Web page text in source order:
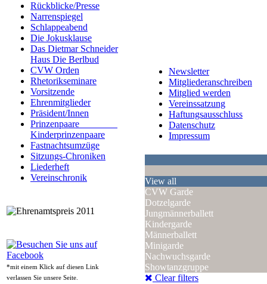
Rückblicke/Presse
Narrenspiegel
Schlappeabend
Die Jokusklause
Das Dietmar Schneider
Haus Die Berlbud
CVW Orden
Rhetorikseminare
Vorsitzende
Ehrenmitglieder
Präsident/Innen
Prinzenpaare
Kinderprinzenpaare
Fastnachtsumzüge
Sitzungs-Chroniken
Liederheft
Vereinschronik
*mit einem Klick auf diesen Link
verlassen Sie unsere Seite.
Newsletter
Mitgliederanschreiben
Mitglied werden
Vereinssatzung
Haftungsausschluss
Datenschutz
Impressum
View all
CVW Garde
Dotzelgarde
Jungmännerballett
Kindergarde
Männerballett
Minigarde
Nachwuchsgarde
Showtanzgruppe
Clear filters